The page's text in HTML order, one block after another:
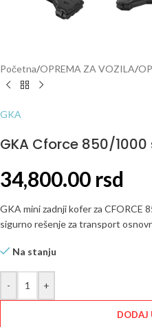
Početna/OPREMA ZA VOZILA/
GKA
GKA Cforce 850/
34,800.00 rsd
GKA mini zadnji kofer za CFORCE
sigurno rešenje za transport
Na stanju
- +
DODAJ